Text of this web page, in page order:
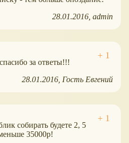
28.01.2016 admin
за ответы!!!
28.01.2016 Гость Евгений
собирать будете 2, 5
35000р!